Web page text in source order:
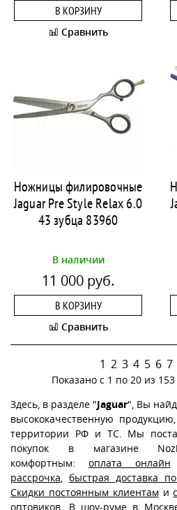
В КОРЗИНУ
Сравнить
Ножницы филировочные
Jaguar Pre Style Relax 6.0
43 зубца 83960
В наличии
11 000 руб.
В КОРЗИНУ
Сравнить
1 2 3 4 5 6 7
Показано с 1 по 20 из
Здесь, в разделе "Jaguar", Вы
высококачественную
территории РФ и ТС. Мы
покупок в магазине
комфортным: оплата онлайн
рассрочка
быстрая доставка
Скидки постоянным клиентам и
оптовиков
В шоу-руме в